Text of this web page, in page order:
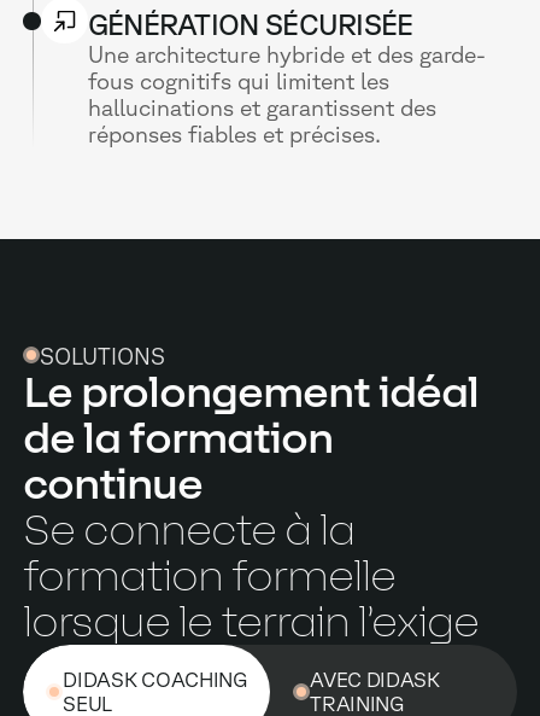
GÉNÉRATION SÉCURISÉE
Une architecture hybride et des garde-
fous cognitifs qui limitent les
hallucinations et garantissent des
réponses fiables et précises.
SOLUTIONS
Le prolongement idéal
de la formation
continue
Se connecte à la
formation formelle
lorsque le terrain l’exige
DIDASK COACHING
SEUL
AVEC DIDASK
TRAINING